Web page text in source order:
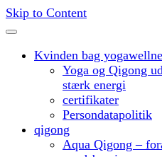
Skip to Content
Kvinden bag
Yoga og Qigong
stærk energi
certifikater
Persondatapolitik
qigong
Aqua Qigong –